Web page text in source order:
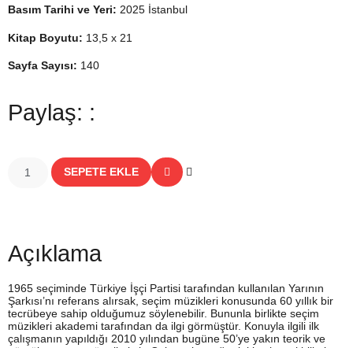
Basım Tarihi ve Yeri: 2025 İstanbul
Kitap Boyutu: 13,5 x 21
Sayfa Sayısı: 140
Paylaş: :
SEPETE EKLE
Açıklama
1965 seçiminde Türkiye İşçi Partisi tarafından kullanılan Yarının
Şarkısı’nı referans alırsak, seçim müzikleri konusunda 60 yıllık bir
tecrübeye sahip olduğumuz söylenebilir. Bununla birlikte seçim
müzikleri akademi tarafından da ilgi görmüştür. Konuyla ilgili ilk
çalışmanın yapıldığı 2010 yılından bugüne 50’ye yakın teorik ve